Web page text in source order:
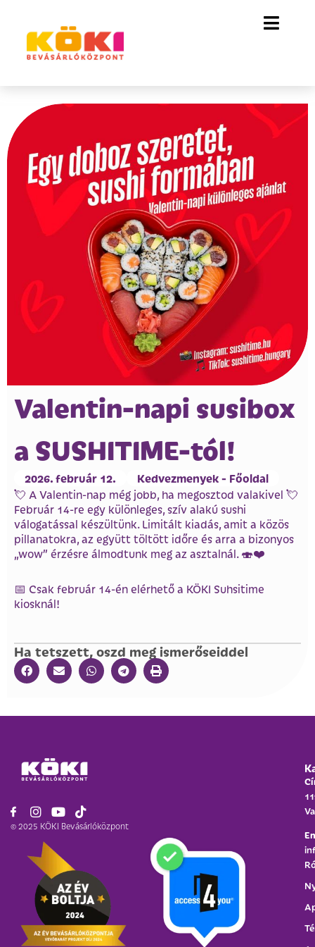
Valentin-napi susibox
a SUSHITIME-tól!
2026. február 12. Kedvezmenyek - Főoldal
💘 A Valentin-nap még jobb, ha megosztod valakivel 💘
Február 14-re egy különleges, szív alakú sushi
válogatással készültünk. Limitált kiadás, amit a közös
pillanatokra, az együtt töltött időre és arra a bizonyos
„wow” érzésre álmodtunk meg az asztalnál. 🍣❤️
📅 Csak február 14-én elérhető a KÖKI Suhsitime
kiosknál!
Ha tetszett, oszd meg ismerőseiddel
© 2025 KÖKI Bevásárlóközpont